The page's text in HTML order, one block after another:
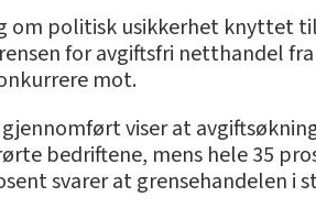
politisk usikkerhet knyttet
for avgiftsfri netthandel
mot.
viser at
bedriftene, mens hele 35
svarer at grensehandelen